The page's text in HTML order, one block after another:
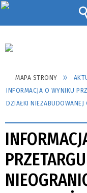
MAPA STRONY
INFORMACJA O WYNIKU
DZIAŁKI NIEZABUDOWANEJ
PRZETARGU